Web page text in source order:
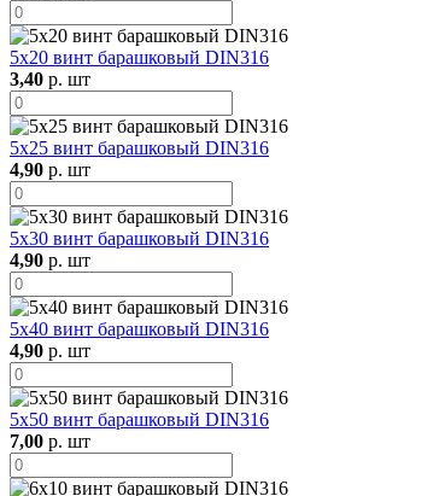
5х20 винт барашковый DIN316
3,40 р. шт
5х25 винт барашковый DIN316
4,90 р. шт
5х30 винт барашковый DIN316
4,90 р. шт
5х40 винт барашковый DIN316
4,90 р. шт
5х50 винт барашковый DIN316
7,00 р. шт